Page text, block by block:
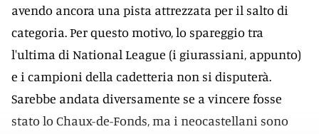
avendo ancora una pista attrezzata per il salto di
categoria. Per questo motivo, lo spareggio tra
l'ultima di National League (i giurassiani, appunto)
e i campioni della cadetteria non si disputerà.
Sarebbe andata diversamente se a vincere fosse
stato lo Chaux-de-Fonds, ma i neocastellani sono